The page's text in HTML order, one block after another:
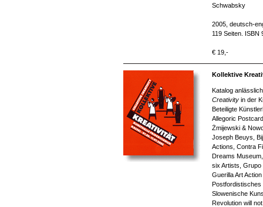
Schwabsky
2005, deutsch-
119 Seiten. ISBN
€ 19,-
Kollektive
Katalog
Creativity in der
Beteiligte
Allegoric
Żmijewski &
Joseph Beuys,
Actions, Contra
Dreams
six Artists, Grupo
Guerilla Art
Postfordistisches
Slowenische
Revolution will